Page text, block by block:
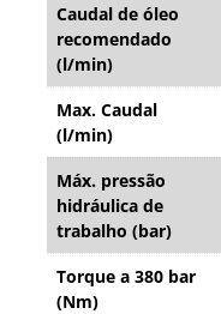
Caudal de óleo
recomendado
(l/min)
Max. Caudal
(l/min)
Máx. pressão
hidráulica de
trabalho (bar)
Torque a 380 bar
(Nm)